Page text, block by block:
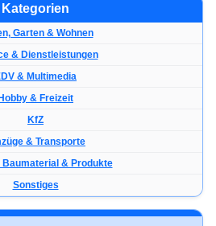
Kategorien
Garten & Wohnen
& Dienstleistungen
& Multimedia
& Freizeit
KfZ
& Transporte
Baumaterial & Produkte
Sonstiges